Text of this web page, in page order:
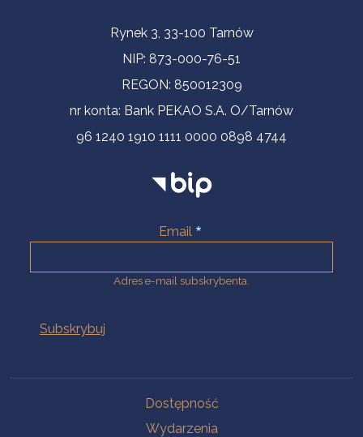
Informacje kontaktoweRynek 3, 33-100 Tarnów
NIP: 873-000-76-51
REGON: 850012309
nr konta: Bank PEKAO S.A. O/Tarnów
96 1240 1910 1111 0000 0898 4744
Email
Adres e-mail subskrybenta.
Dostępność
Wydarzenia